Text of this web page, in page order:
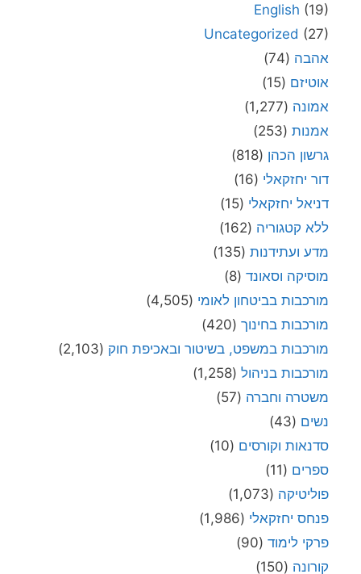
English (19)
Uncategorized (27)
אהבה (74)
אוטיזם (15)
אמונה (1,277)
אמנות (253)
גרשון הכהן (818)
דור יחזקאלי (16)
דניאל יחזקאלי (15)
ללא קטגוריה (162)
מדע ועתידנות (135)
מוסיקה וסאונד (8)
מורכבות בביטחון לאומי (4,505)
מורכבות בחינוך (420)
מורכבות במשפט, בשיטור ובאכיפת חוק (2,103)
מורכבות בניהול (1,258)
משטרה וחברה (57)
נשים (43)
סדנאות וקורסים (10)
ספרים (11)
פוליטיקה (1,073)
פנחס יחזקאלי (1,986)
פרקי לימוד (90)
קורונה (150)